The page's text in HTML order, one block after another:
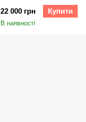
22 000 грн Купити
В наявності